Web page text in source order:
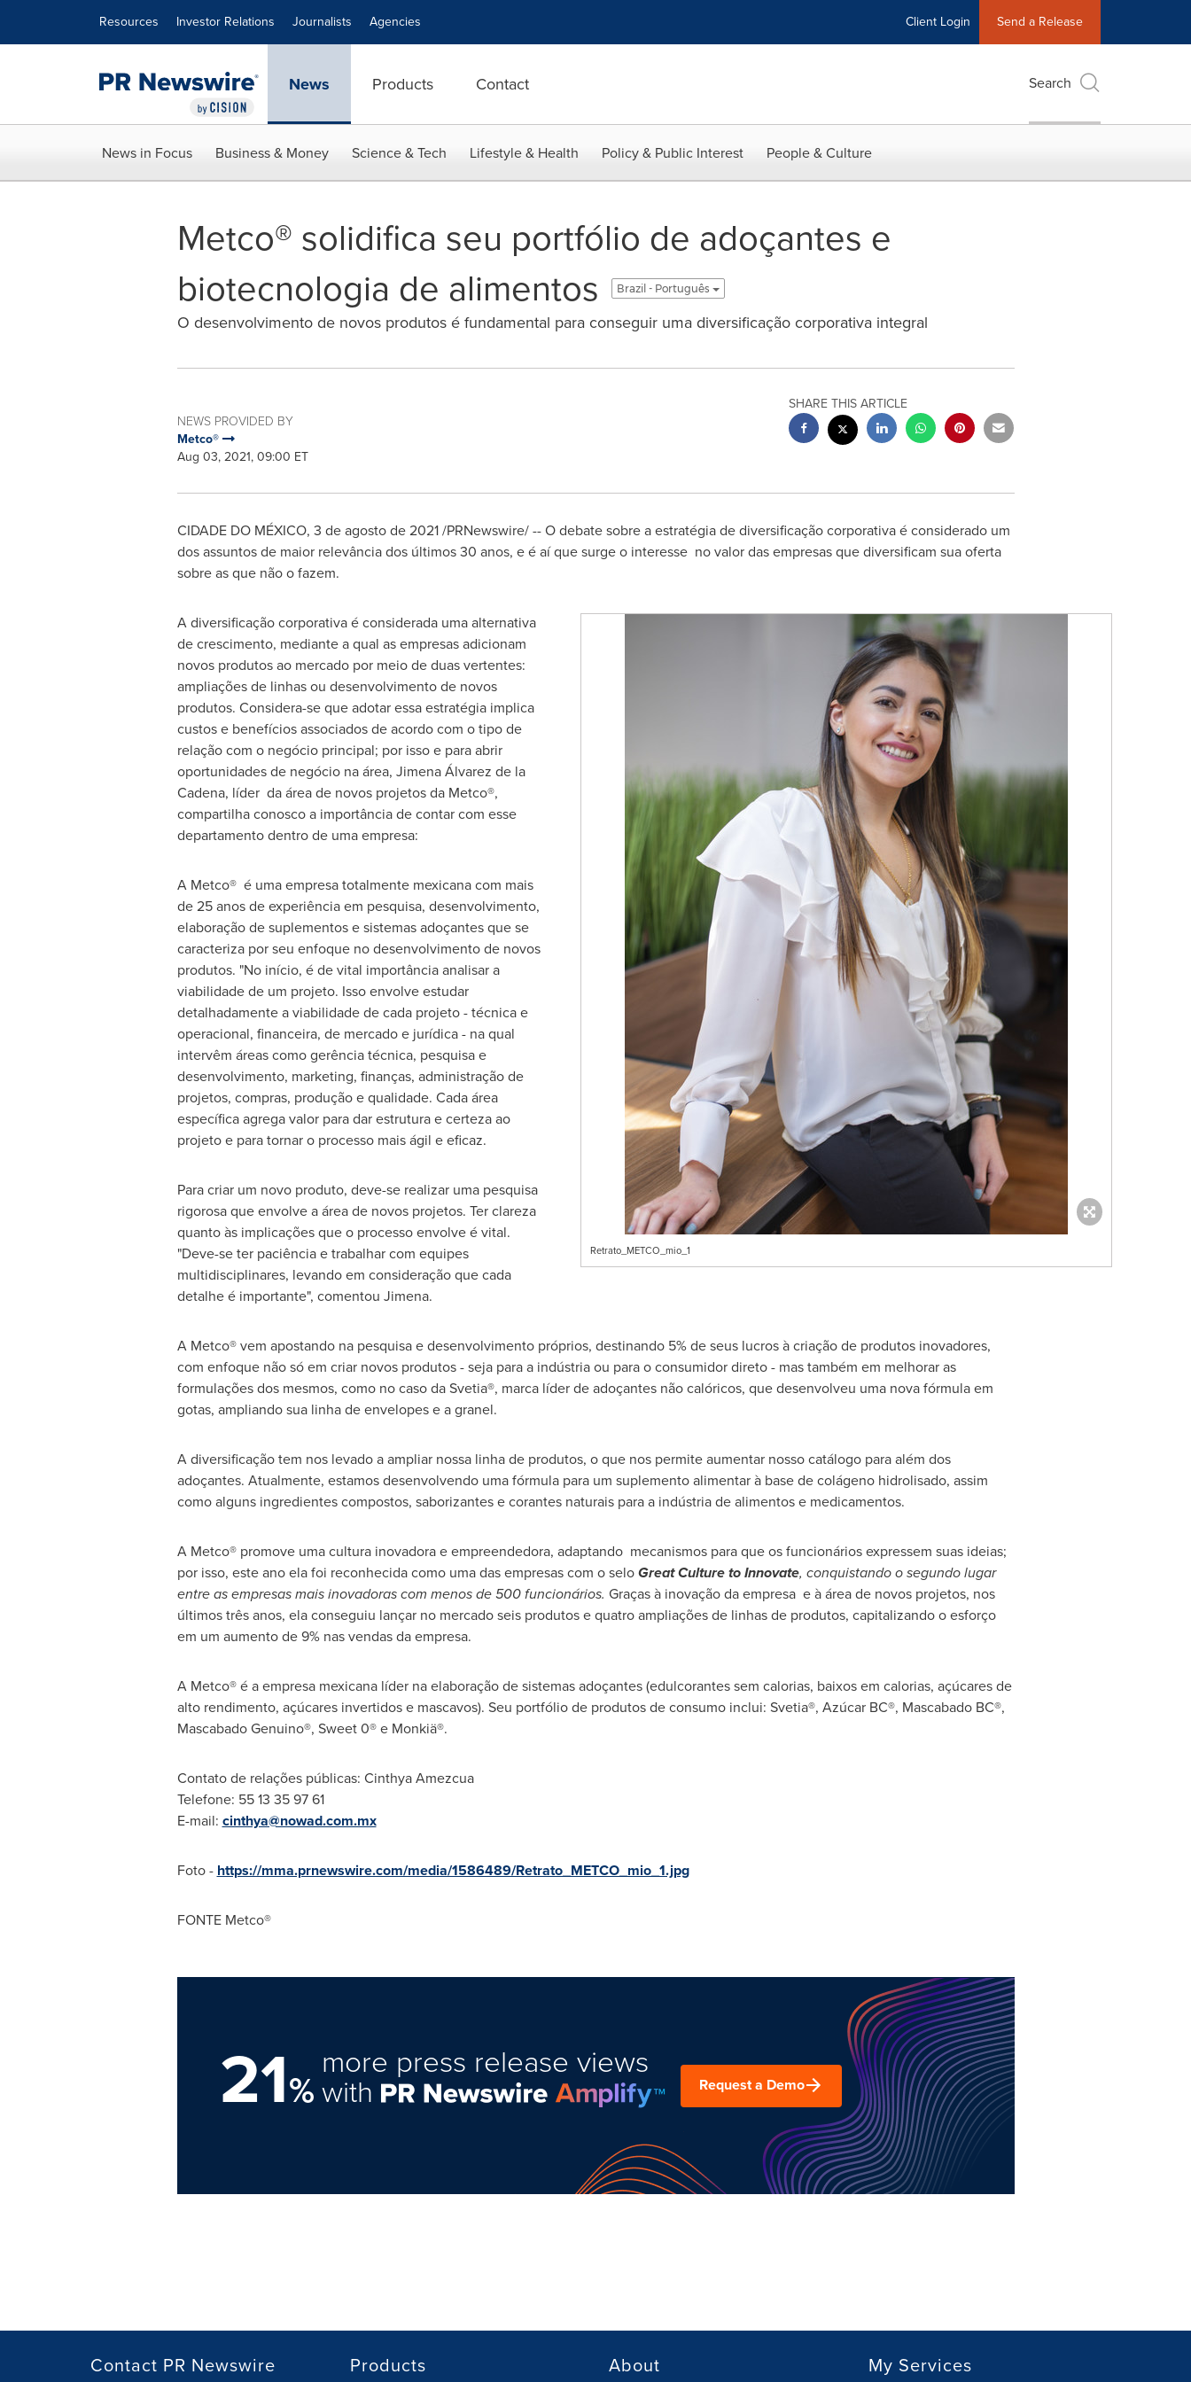
Resources Investor Relations Journalists Agencies Client Login Send a Release
News Products Contact Search
News in Focus Business & Money Science & Tech Lifestyle & Health Policy & Public Interest People & Culture
Metco® solidifica seu portfólio de adoçantes e
biotecnologia de alimentos
Brazil - Português
O desenvolvimento de novos produtos é fundamental para conseguir uma diversificação corporativa integral
NEWS PROVIDED BY
Metco®
Aug 03, 2021, 09:00 ET
SHARE THIS ARTICLE
CIDADE DO MÉXICO, 3 de agosto de 2021 /PRNewswire/ -- O debate sobre a estratégia de diversificação corporativa é considerado um
dos assuntos de maior relevância dos últimos 30 anos, e é aí que surge o interesse no valor das empresas que diversificam sua oferta
sobre as que não o fazem.
Retrato_METCO_mio_1
A diversificação corporativa é considerada uma alternativa
de crescimento, mediante a qual as empresas adicionam
novos produtos ao mercado por meio de duas vertentes:
ampliações de linhas ou desenvolvimento de novos
produtos. Considera-se que adotar essa estratégia implica
custos e benefícios associados de acordo com o tipo de
relação com o negócio principal; por isso e para abrir
oportunidades de negócio na área, Jimena Álvarez de la
Cadena, líder da área de novos projetos da Metco®,
compartilha conosco a importância de contar com esse
departamento dentro de uma empresa:
A Metco® é uma empresa totalmente mexicana com mais
de 25 anos de experiência em pesquisa, desenvolvimento,
elaboração de suplementos e sistemas adoçantes que se
caracteriza por seu enfoque no desenvolvimento de novos
produtos. "No início, é de vital importância analisar a
viabilidade de um projeto. Isso envolve estudar
detalhadamente a viabilidade de cada projeto - técnica e
operacional, financeira, de mercado e jurídica - na qual
intervêm áreas como gerência técnica, pesquisa e
desenvolvimento, marketing, finanças, administração de
projetos, compras, produção e qualidade. Cada área
específica agrega valor para dar estrutura e certeza ao
projeto e para tornar o processo mais ágil e eficaz.
Para criar um novo produto, deve-se realizar uma pesquisa
rigorosa que envolve a área de novos projetos. Ter clareza
quanto às implicações que o processo envolve é vital.
"Deve-se ter paciência e trabalhar com equipes
multidisciplinares, levando em consideração que cada
detalhe é importante", comentou Jimena.
A Metco® vem apostando na pesquisa e desenvolvimento próprios, destinando 5% de seus lucros à criação de produtos inovadores,
com enfoque não só em criar novos produtos - seja para a indústria ou para o consumidor direto - mas também em melhorar as
formulações dos mesmos, como no caso da Svetia®, marca líder de adoçantes não calóricos, que desenvolveu uma nova fórmula em
gotas, ampliando sua linha de envelopes e a granel.
A diversificação tem nos levado a ampliar nossa linha de produtos, o que nos permite aumentar nosso catálogo para além dos
adoçantes. Atualmente, estamos desenvolvendo uma fórmula para um suplemento alimentar à base de colágeno hidrolisado, assim
como alguns ingredientes compostos, saborizantes e corantes naturais para a indústria de alimentos e medicamentos.
A Metco® promove uma cultura inovadora e empreendedora, adaptando mecanismos para que os funcionários expressem suas ideias;
por isso, este ano ela foi reconhecida como uma das empresas com o seloGreat Culture to Innovate, conquistando o segundo lugar
entre as empresas mais inovadoras com menos de 500 funcionários. Graças à inovação da empresa e à área de novos projetos, nos
últimos três anos, ela conseguiu lançar no mercado seis produtos e quatro ampliações de linhas de produtos, capitalizando o esforço
em um aumento de 9% nas vendas da empresa.
A Metco® é a empresa mexicana líder na elaboração de sistemas adoçantes (edulcorantes sem calorias, baixos em calorias, açúcares de
alto rendimento, açúcares invertidos e mascavos). Seu portfólio de produtos de consumo inclui: Svetia®, Azúcar BC®, Mascabado BC®,
Mascabado Genuino®, Sweet 0® e Monkiä®.
Contato de relações públicas: Cinthya Amezcua
Telefone: 55 13 35 97 61
E-mail: cinthya@nowad.com.mx
Foto - https://mma.prnewswire.com/media/1586489/Retrato_METCO_mio_1.jpg
FONTE Metco®
21%
more press release views
with Request a Demo
Contact PR Newswire Products About My Services